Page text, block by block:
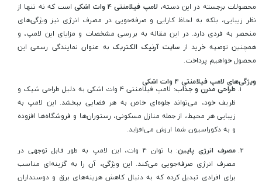
محصولات برجسته در این دسته، لامپ فیلامنتی 4 وات اشکی
است که نه تنها از
نظر زیبایی، بلکه به لحاظ کارایی و صرفه‌جویی در مصرف انرژی نیز ویژگی‌های
منحصر به فردی دارد. در این مقاله به بررسی مشخصات و مزایای این لامپ، و
همچنین توصیه خرید از سایت آرنیک الکتریک به عنوان نمایندگی رسمی این
محصول خواهیم پرداخت.
ویژگی‌های لامپ فیلامنتی 4 وات اشکی
طراحی مدرن و جذاب
: لامپ فیلامنتی 4 وات اشکی به دلیل طراحی شیک و
ظریف خود، می‌تواند جلوه‌ای خاص به هر فضایی ببخشد. این لامپ به
زیبایی هر محیط، از جمله منازل مسکونی، رستوران‌ها و فروشگاه‌ها افزوده
و به دکوراسیون شما ارزش می‌افزاید.
مصرف انرژی پایین
: با توان 4 وات، این لامپ به طور قابل توجهی در
مصرف انرژی صرفه‌جویی می‌کند. این ویژگی، آن را به گزینه‌ای مناسب
برای افرادی تبدیل کرده که به دنبال کاهش هزینه‌های برق و دوستداران